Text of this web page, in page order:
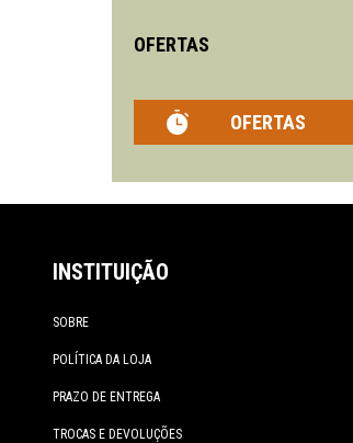
BLACKHAWK
BEAVERCRAFT
BPS
BUSHNELL
CASSTROM
CLORIN
CNOC OUTDOORS
OFERTAS
OFERTAS
INSTITUIÇÃO
SOBRE
POLÍTICA DA LOJA
PRAZO DE ENTREGA
TROCAS E DEVOLUÇÕES